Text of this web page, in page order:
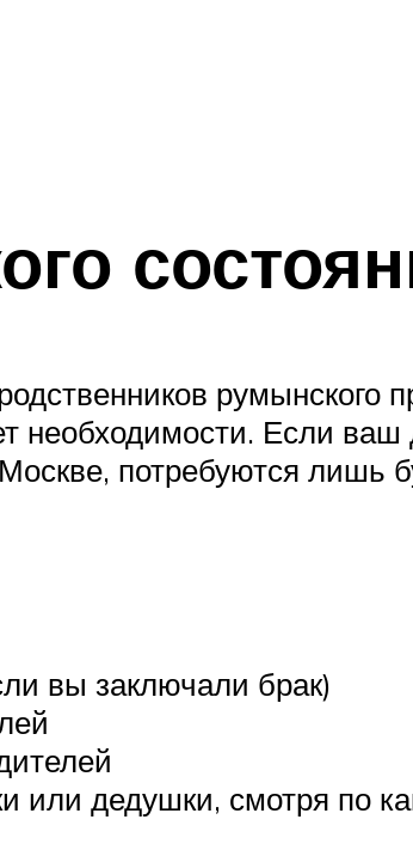
румынского
необходимости. Если
потребуются
вы заключали брак)
или дедушки, смотря по